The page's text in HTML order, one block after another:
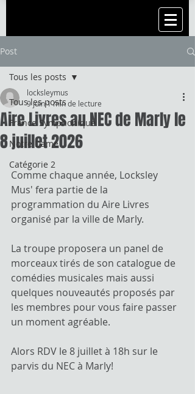
Post
Tous les posts
France Symphonique
Notre Dame
Catégorie 2
Tous les posts
Aire Livres au NEC de Marly le
8 juillet 2026
locksleymus
9 juin1 min de lecture
Comme chaque année, Locksley
Mus' fera partie de la
programmation du Aire Livres
organisé par la ville de Marly.
La troupe proposera un panel de
morceaux tirés de son catalogue de
comédies musicales mais aussi
quelques nouveautés proposés par
les membres pour vous faire passer
un moment agréable.
Alors RDV le 8 juillet à 18h sur le
parvis du NEC à Marly!